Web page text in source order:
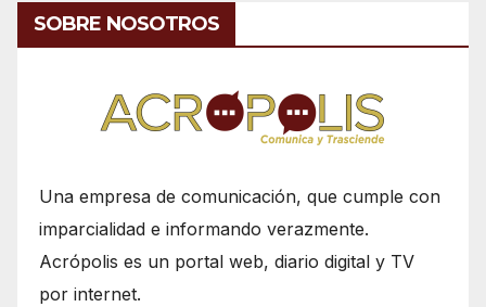
SOBRE NOSOTROS
Una empresa de comunicación, que cumple con
imparcialidad e informando verazmente.
Acrópolis es un portal web, diario digital y TV
por internet.